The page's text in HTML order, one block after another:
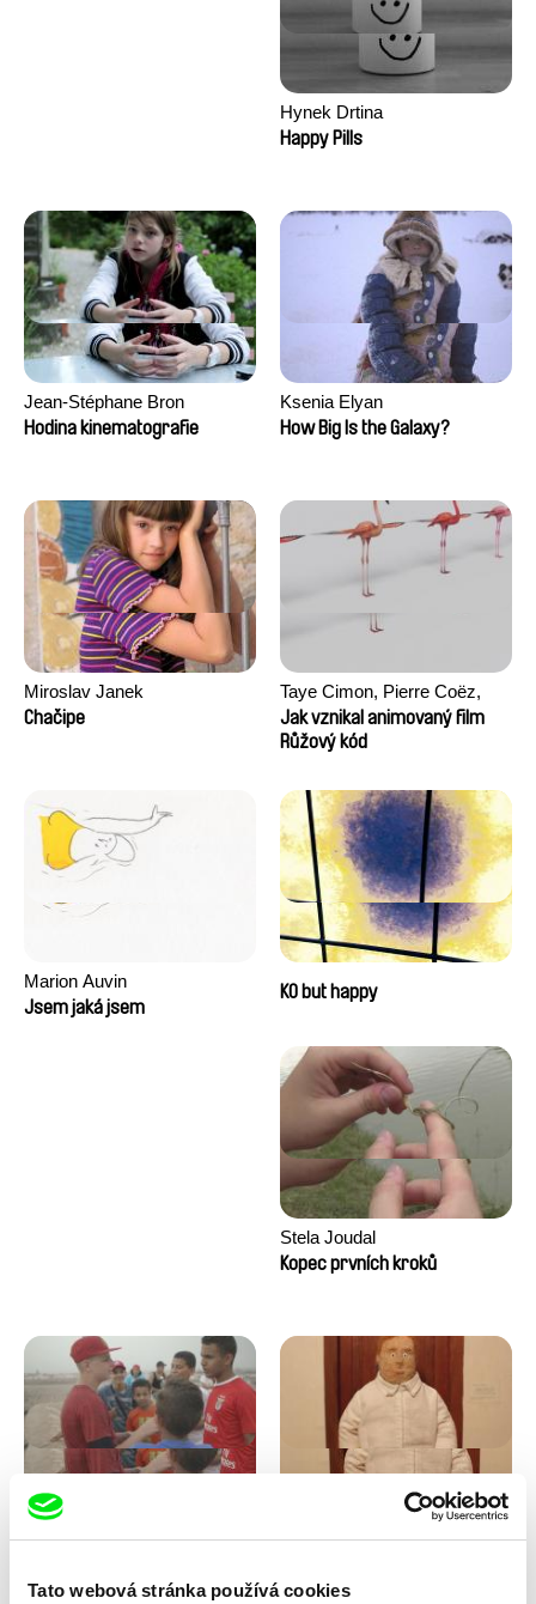
Tato webová stránka používá cookies
Hynek Drtina
Happy Pills
Jean-Stéphane Bron
Hodina kinematografie
Ksenia Elyan
How Big Is the Galaxy?
Miroslav Janek
Chačipe
Taye Cimon, Pierre Coëz,
Julie Groux, Sandra Leydier,
Manuarii Morel, Romain
Jak vznikal animovaný film
Růžový kód
Marion Auvin
Jsem jaká jsem
KO but happy
Stela Joudal
Kopec prvních kroků
Tomáš Bojar, Rozálie
Trinidad Plass Caussade,